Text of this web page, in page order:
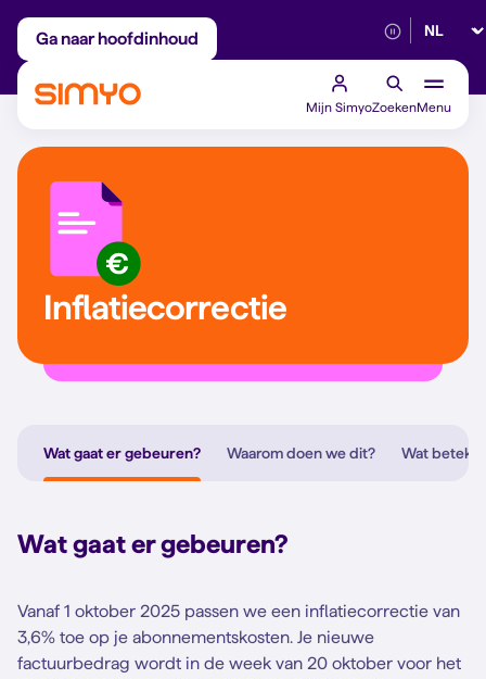
Ga naar hoofdinhoud
Maandelijks aanpasbaar Betrouwbaar
Mijn SimyoZoekenMenu
Inflatiecorrectie
Wat gaat er gebeuren? Waarom doen we dit? Wat
Wat gaat er gebeuren?
Vanaf 1 oktober 2025 passen we een inflatiecorrectie van
3,6% toe op je abonnementskosten. Je nieuwe
factuurbedrag wordt in de week van 20 oktober voor het